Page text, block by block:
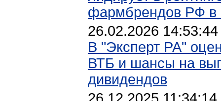
фармбрендов РФ в
26.02.2026 14:53:44
В "Эксперт РА"
ВТБ и шансы на
дивидендов